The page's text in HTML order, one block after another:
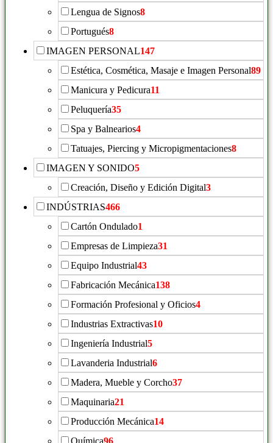
Lengua de Signos8
Portugués8
IMAGEN PERSONAL147
Estética, Cosmética, Masaje e Imagen Personal89
Manicura y Pedicura11
Peluquería35
Spa y Balnearios4
Tatuajes, Piercing y Micropigmentaciones8
IMAGEN Y SONIDO5
Creación, Diseño y Edición Digital3
INDÚSTRIAS466
Cartón Ondulado1
Empresas de Limpieza31
Equipo Industrial43
Fabricación Mecánica138
Formación Profesional y Oficios4
Industrias Extractivas10
Ingeniería Industrial5
Lavanderia Industrial6
Madera, Mueble y Corcho37
Maquinaria21
Producción Mecánica14
Química96